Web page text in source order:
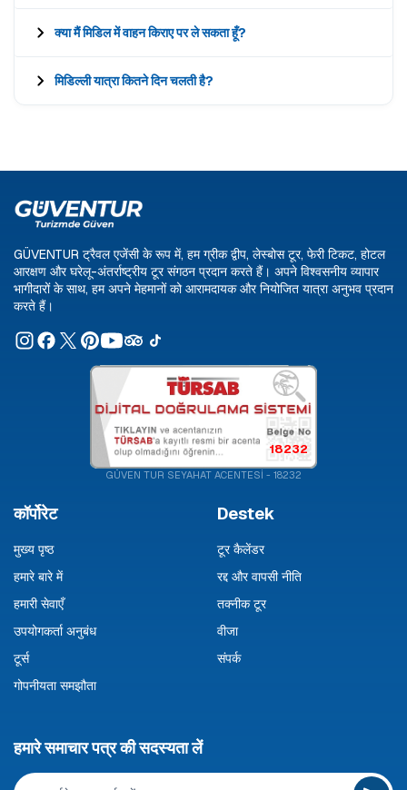
क्या मैं मिडिल में वाहन किराए पर ले सकता हूँ?
मिडिल्ली यात्रा कितने दिन चलती है?
GÜVENTUR ट्रैवल एजेंसी के रूप में, हम ग्रीक द्वीप, लेस्बोस टूर, फेरी टिकट, होटल
आरक्षण और घरेलू-अंतर्राष्ट्रीय टूर संगठन प्रदान करते हैं। अपने विश्वसनीय व्यापार
भागीदारों के साथ, हम अपने मेहमानों को आरामदायक और नियोजित यात्रा अनुभव प्रदान
करते हैं।
18232
GÜVEN TUR SEYAHAT ACENTESİ - 18232
कॉर्पोरेट
मुख्य पृष्ठ
हमारे बारे में
हमारी सेवाएँ
उपयोगकर्ता अनुबंध
टूर्स
गोपनीयता समझौता
Destek
टूर कैलेंडर
रद्द और वापसी नीति
तक्नीक टूर
वीजा
संपर्क
हमारे समाचार पत्र की सदस्यता लें